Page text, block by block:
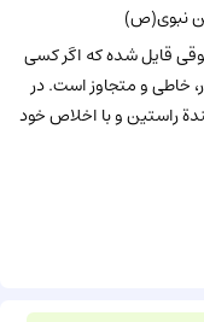
نبوى(ص)
قایل شده که اگر کسى
خاطى و متجاوز است. در
بندة راستین و با اخلاص خود